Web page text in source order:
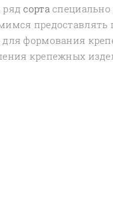
сорта
для формования
крепежных